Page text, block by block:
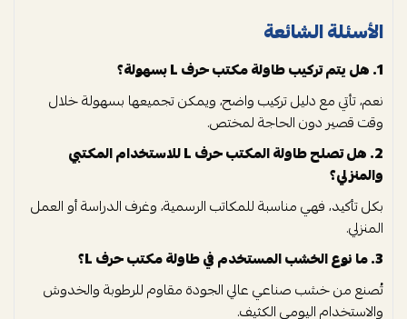
الأسئلة الشائعة
1. هل يتم تركيب طاولة مكتب حرف L بسهولة؟
نعم، تأتي مع دليل تركيب واضح، ويمكن تجميعها بسهولة خلال
وقت قصير دون الحاجة لمختص.
2. هل تصلح طاولة المكتب حرف L للاستخدام المكتبي
والمنزلي؟
بكل تأكيد، فهي مناسبة للمكاتب الرسمية، وغرف الدراسة أو العمل
المنزلي.
3. ما نوع الخشب المستخدم في طاولة مكتب حرف L؟
تُصنع من خشب صناعي عالي الجودة مقاوم للرطوبة والخدوش
والاستخدام اليومي الكثيف.